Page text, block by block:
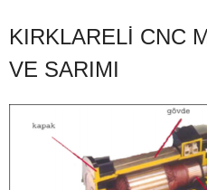
KIRKLARELI CNC
VE SARIMI